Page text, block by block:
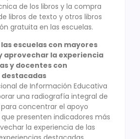
de los libros y la compra
libros de texto y otros libros
gratuita en las escuelas.
las escuelas con mayores
aprovechar la experiencia
y docentes con
de Información Educativa
una radiografía integral de
concentrar el apoyo
presenten indicadores más
la experiencia de las